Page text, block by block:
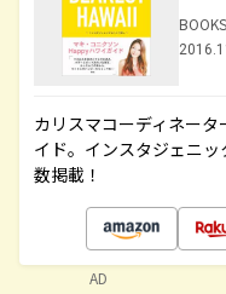
BOOKS
カリスマコーディネー
イド。インスタジェニ
数掲載！
AD